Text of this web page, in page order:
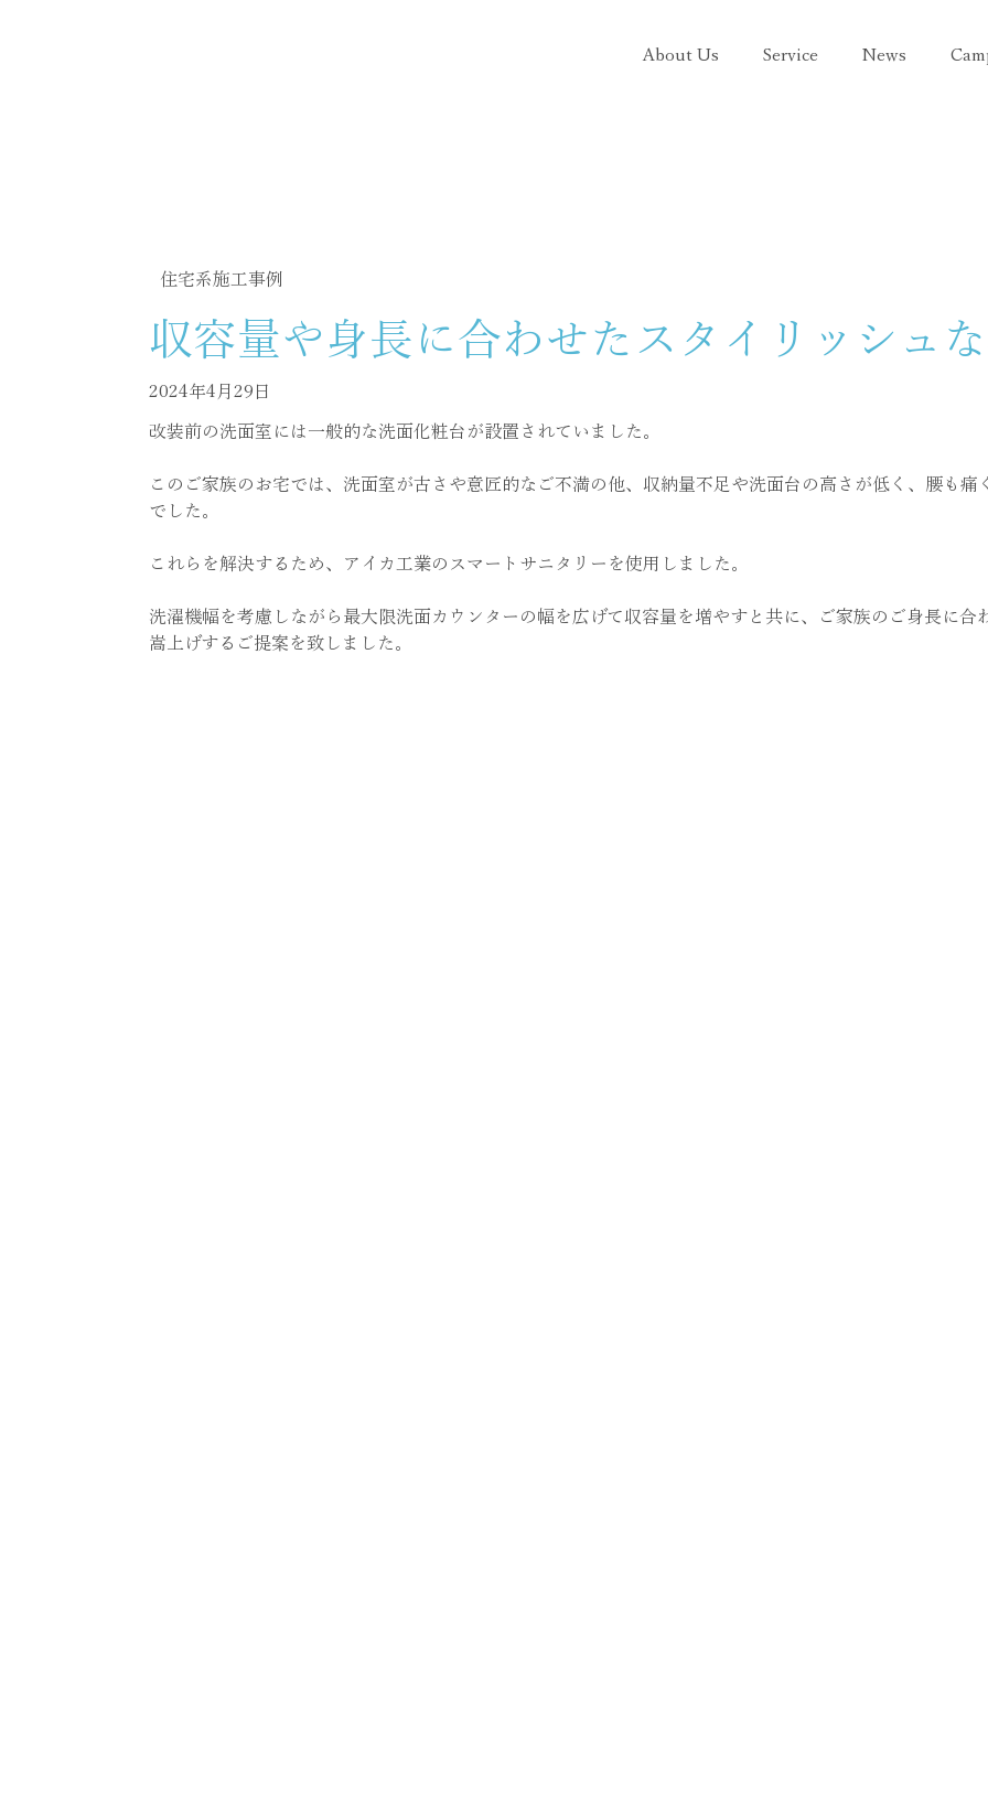
About Us Service News
住宅系施工事例
収容量や身長に合わせたスタイリッシュ
2024年4月29日
改装前の洗面室には一般的な洗面化粧台が設置されていました。
このご家族のお宅では、洗面室が古さや意匠的なご不満の他、収納量不足や洗面台の高さが低く、腰も痛
でした。
これらを解決するため、アイカ工業のスマートサニタリーを使用しました。
洗濯機幅を考慮しながら最大限洗面カウンターの幅を広げて収容量を増やすと共に、ご家族のご身長に合
嵩上げするご提案を致しました。